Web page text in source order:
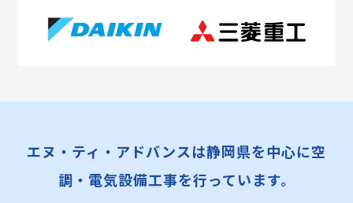
エヌ・ティ・アドバンスは静岡県を中心に空
調・電気設備工事を行っています。